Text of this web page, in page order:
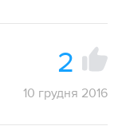
2
10 грудня 2016